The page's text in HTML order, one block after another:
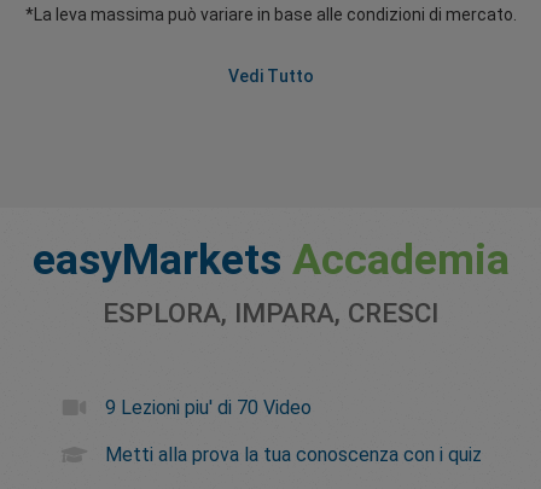
*La leva massima può variare in base alle condizioni di mercato.
Vedi Tutto
easyMarkets Accademia
ESPLORA, IMPARA, CRESCI
9 Lezioni piu' di 70 Video
Metti alla prova la tua conoscenza con i quiz